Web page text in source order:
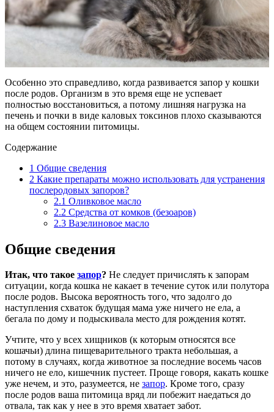
Особенно это справедливо, когда развивается запор у кошки
после родов. Организм в это время еще не успевает
полностью восстановиться, а потому лишняя нагрузка на
печень и почки в виде каловых токсинов плохо сказываются
на общем состоянии питомицы.
Содержание
1 Общие сведения
2 Какие препараты можно использовать для устранения
послеродовых запоров?
2.1 Оливковое масло
2.2 Средства от комков (безоаров)
2.3 Вазелиновое масло
Общие сведения
Итак, что такое запор? Не следует причислять к запорам
ситуации, когда кошка не какает в течение суток или полутора
после родов. Высока вероятность того, что задолго до
наступления схваток будущая мама уже ничего не ела, а
бегала по дому и подыскивала место для рождения котят.
Учтите, что у всех хищников (к которым относятся все
кошачьи) длина пищеварительного тракта небольшая, а
потому в случаях, когда животное за последние восемь часов
ничего не ело, кишечник пустеет. Проще говоря, какать кошке
уже нечем, и это, разумеется, не запор. Кроме того, сразу
после родов ваша питомица вряд ли побежит наедаться до
отвала, так как у нее в это время хватает забот.